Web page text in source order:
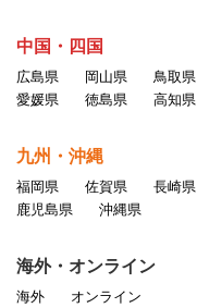
中国・四国
広島県 岡山県 鳥取県
愛媛県
徳島県 高知県
九州・沖縄
福岡県 佐賀県 長崎県
鹿児島県
沖縄県
海外・オンライン
海外 オンライン